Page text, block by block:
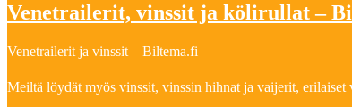
Venetrailerit, vinssit ja kölirullat –
Venetrailerit ja vinssit – Biltema.fi
Meiltä löydät myös vinssit, vinssin hihnat ja vaijerit, erilaiset